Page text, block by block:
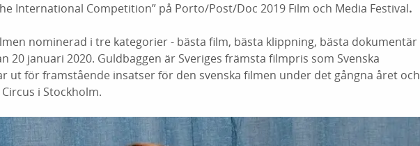
International Competition” på Porto/Post/Doc 2019 Film och Media Festival.
nominerad i tre kategorier - bästa film, bästa klippning, bästa dokumentär
20 januari 2020. Guldbaggen är Sveriges främsta filmpris som Svenska
ut för framstående insatser för den svenska filmen under det gångna året och
i Stockholm.